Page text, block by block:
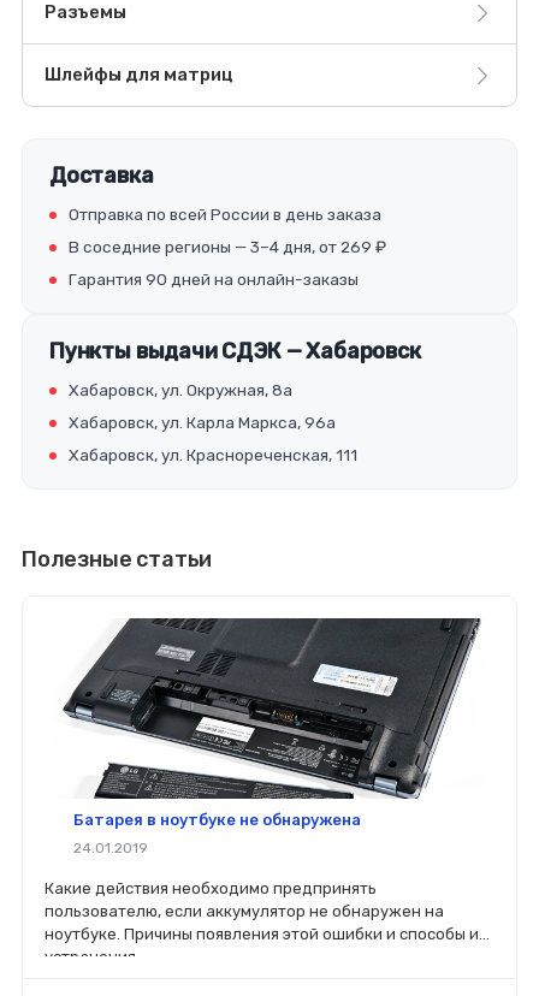
Разъемы
Шлейфы для матриц
Доставка
Отправка по всей России в день заказа
В соседние регионы — 3–4 дня, от 269 ₽
Гарантия 90 дней на онлайн-заказы
Пункты выдачи СДЭК — Хабаровск
Хабаровск, ул. Окружная, 8а
Хабаровск, ул. Карла Маркса, 96а
Хабаровск, ул. Краснореченская, 111
Полезные статьи
Батарея в ноутбуке не обнаружена
24.01.2019
Какие действия необходимо предпринять
пользователю, если аккумулятор не обнаружен на
ноутбуке. Причины появления этой ошибки и способы их
устранения.